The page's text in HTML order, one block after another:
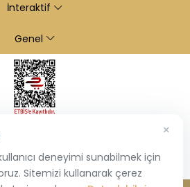
İnteraktif
Genel
deneyimi sunabilmek için
Sitemizi kullanarak çerez
×